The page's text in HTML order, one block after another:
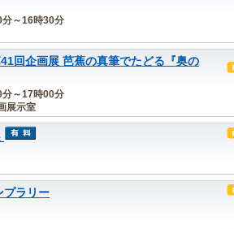
～16時30分
回企画展 芭蕉の真筆でたどる『奥の
～17時00分
展示室
プラリー